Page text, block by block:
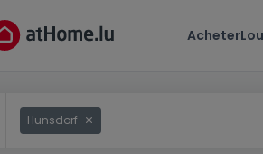
Acheter
Hunsdorf